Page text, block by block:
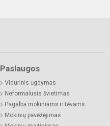
Paslaugos
Vidurinis ugdymas
Neformalusis švietimas
Pagalba mokiniams ir tėvams
Mokinių pavėžėjimas